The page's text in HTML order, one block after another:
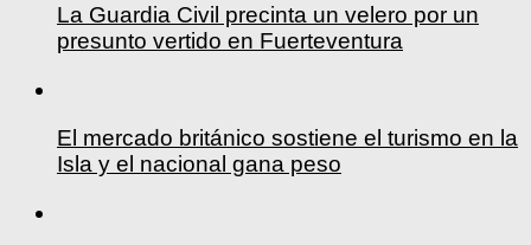
La Guardia Civil precinta un velero por un
presunto vertido en Fuerteventura
El mercado británico sostiene el turismo en la
Isla y el nacional gana peso